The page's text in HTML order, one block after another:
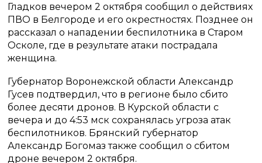
Гладков вечером 2 октября сообщил о действиях
ПВО в Белгороде и его окрестностях. Позднее он
рассказал о нападении беспилотника в Старом
Осколе, где в результате атаки пострадала
женщина.
Губернатор Воронежской области Александр
Гусев подтвердил, что в регионе было сбито
более десяти дронов. В Курской области с
вечера и до 4:53 мск сохранялась угроза атак
беспилотников. Брянский губернатор
Александр Богомаз также сообщил о сбитом
дроне вечером 2 октября.